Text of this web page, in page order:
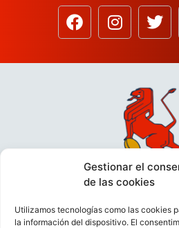
Gestionar el
de las cookies
Utilizamos tecnologías como las cookies
la información del dispositivo. El